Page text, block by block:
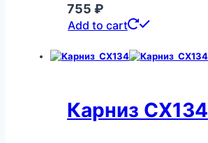
755 ₽
Add to cart
Карниз CX134